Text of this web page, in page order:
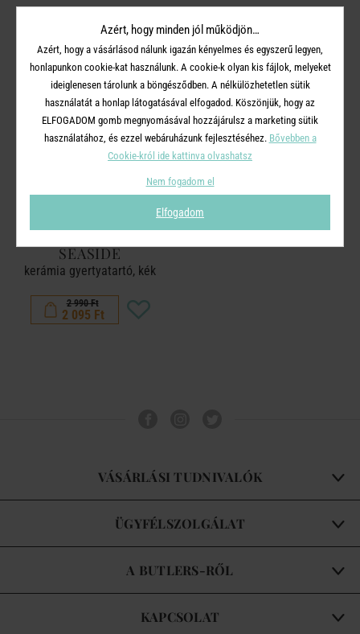
6 995 Ft 1 045 Ft
-30%
SEASIDE
kerámia gyertyatartó, kék
2 990 Ft
2 095 Ft
VÁSÁRLÁSI TUDNIVALÓK
ÜGYFÉLSZOLGÁLAT
A BUTLERS-RŐL
KAPCSOLAT
Azért, hogy minden jól működjön…
Azért, hogy a vásárlásod nálunk igazán kényelmes és egyszerű legyen,
honlapunkon cookie-kat használunk. A cookie-k olyan kis fájlok, melyeket
ideiglenesen tárolunk a böngésződben. A nélkülözhetetlen sütik
használatát a honlap látogatásával elfogadod. Köszönjük, hogy az
ELFOGADOM gomb megnyomásával hozzájárulsz a marketing sütik
használatához, és ezzel webáruházunk fejlesztéséhez. Bővebben a
Cookie-król ide kattinva olvashatsz
Nem fogadom el
Elfogadom